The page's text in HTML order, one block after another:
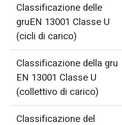
Classificazione delle
gruEN 13001 Classe U
(cicli di carico)
Classificazione della gru
EN 13001 Classe U
(collettivo di carico)
Classificazione del